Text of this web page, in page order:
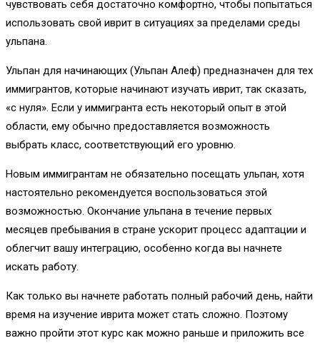
чувствовать себя достаточно комфортно, чтобы попытаться
использовать свой иврит в ситуациях за пределами среды
ульпана.
Ульпан для начинающих (Ульпан Алеф) предназначен для тех
иммигрантов, которые начинают изучать иврит, так сказать,
«с нуля». Если у иммигранта есть некоторый опыт в этой
области, ему обычно предоставляется возможность
выбрать класс, соответствующий его уровню.
Новым иммигрантам не обязательно посещать ульпан, хотя
настоятельно рекомендуется воспользоваться этой
возможностью. Окончание ульпана в течение первых
месяцев пребывания в стране ускорит процесс адаптации и
облегчит вашу интеграцию, особенно когда вы начнете
искать работу.
Как только вы начнете работать полный рабочий день, найти
время на изучение иврита может стать сложно. Поэтому
важно пройти этот курс как можно раньше и приложить все